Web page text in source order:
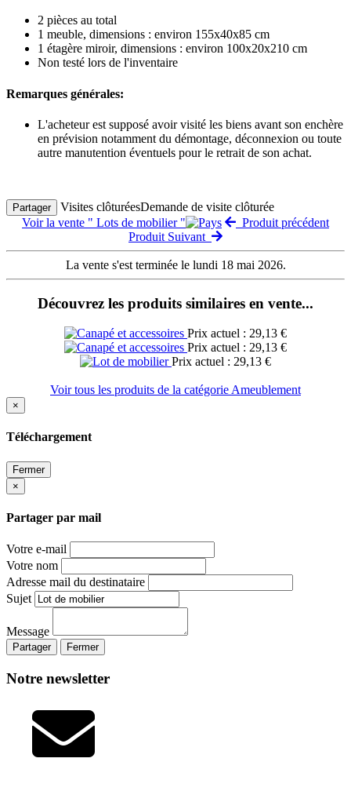
2 pièces au total
1 meuble, dimensions : environ 155x40x85 cm
1 étagère miroir, dimensions : environ 100x20x210 cm
Non testé lors de l'inventaire
Remarques générales:
L'acheteur est supposé avoir visité les biens avant son enchère
en prévision notamment du démontage, déconnexion ou toute
autre manutention éventuels pour le retrait de son achat.
Partager Visites clôturéesDemande de visite clôturée
Voir la vente " Lots de mobilier "
Produit précédent
Produit Suivant
La vente s'est terminée le lundi 18 mai 2026.
Découvrez les produits similaires en vente...
Prix actuel : 29,13 €
Prix actuel : 29,13 €
Prix actuel : 29,13 €
Voir tous les produits de la catégorie Ameublement
×
Téléchargement
Fermer
×
Partager par mail
Votre e-mail
Votre nom
Adresse mail du destinataire
Sujet
Message
Partager Fermer
Notre newsletter